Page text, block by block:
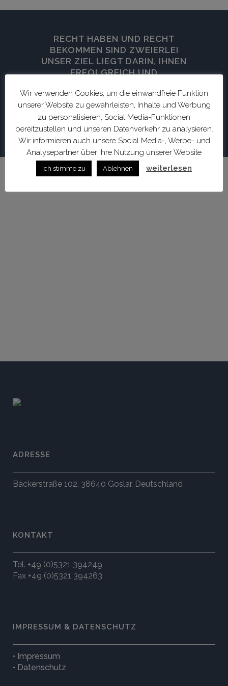
RECHT HABEN UND RECHT
BEKOMMEN SIND ZWEIERLEI
UNSER ZIEL LIEGT DARIN, IHNEN
ERFOLGREICH UND
ZU VERHELFEN. WIR BEGLEITEN
SIE AUSSERGERICHTLICH WIE G
ERICHTLICH, UM IHRE ZIELE D
URCHZUSETZEN.
ADRESSE
Bäckerstraße 102, 38640 Goslar, Deutschland
KONTAKT
Tel. +49 (0)5321 394249
Fax +49 (0)5321 394263
IMPRESSUM & DATENSCHUTZ
• Impressum
• Datenschutz
Wir verwenden Cookies, um die einwandfreie Funktion
unserer Website zu gewährleisten, Inhalte und Werbung
zu personalisieren, Social Media-Funktionen
bereitzustellen und unseren Datenverkehr zu analysieren.
Wir informieren auch unsere Social Media-, Werbe- und
Analysepartner über Ihre Nutzung unserer Website
Ich stimme zu Ablehnen weiterlesen